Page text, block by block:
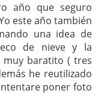
año que seguro
este año también
una idea de
de nieve y la
muy baratito ( tres
he reutilizado
poner foto